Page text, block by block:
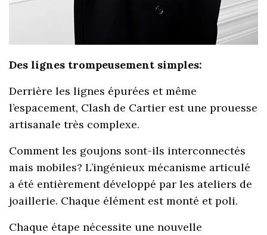
Des lignes trompeusement simples:
Derrière les lignes épurées et même
l’espacement, Clash de Cartier est une prouesse
artisanale très complexe.
Comment les goujons sont-ils interconnectés
mais mobiles? L’ingénieux mécanisme articulé
a été entièrement développé par les ateliers de
joaillerie. Chaque élément est monté et poli.
Chaque étape nécessite une nouvelle